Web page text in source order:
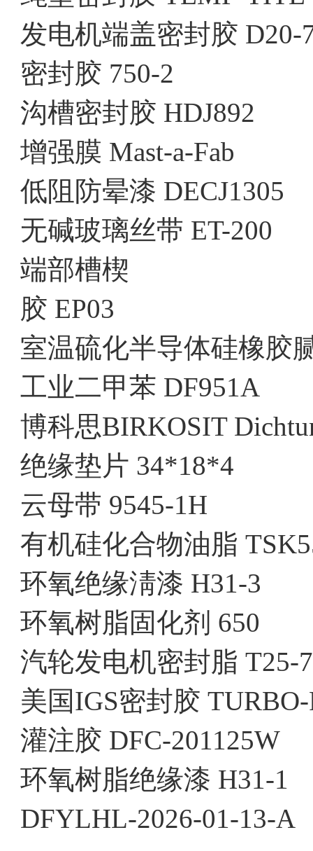
发电机端盖密封胶 D20-
密封胶 750-2
沟槽密封胶 HDJ892
增强膜 Mast-a-Fab
低阻防晕漆 DECJ1305
无碱玻璃丝带 ET-200
端部槽楔
胶 EP03
室温硫化半导体硅橡胶
工业二甲苯 DF951A
博科思BIRKOSIT
绝缘垫片 34*18*4
云母带 9545-1H
有机硅化合物油脂
环氧绝缘淸漆 H31-3
环氧树脂固化剂 650
汽轮发电机密封脂 T25-
美国IGS密封胶
灌注胶 DFC-201125W
环氧树脂绝缘漆 H31-1
DFYLHL-2026-01-13-A